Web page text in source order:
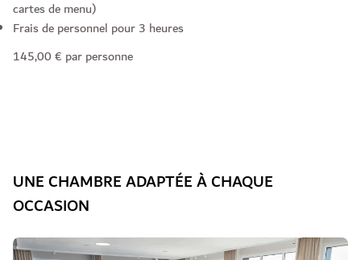
cartes de menu)
Frais de personnel pour 3 heures
145,00 € par personne
UNE CHAMBRE ADAPTÉE À CHAQUE
OCCASION
Diapositive 1 de 3